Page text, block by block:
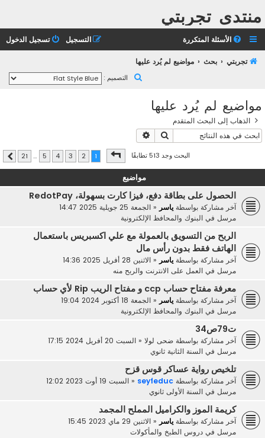
منتدى تجربتي
الأسئلة المتكررة تسجيل الدخول التسجيل
تجربتي بحث مواضيع لم يُرد عليها
التصميم :
ب
مواضيع لم يُرد عليها
الذهاب إلى البحث المتقدم
بحث
البحث وجد 513 تطابقًا صفحة1 من21
2
3
4
5
…
21 التالي
مواضيع
الحصول على بطاقة دفع، فيزا كارت بسهولة، RedotPay
آخر مشاركة بواسطة ياسر« الجمعة 25 جويلية 2025 14:47
مرسل في البنوك والمحافظ الإلكترونية
الربح من التسويق بالعمولة مع علي اكسبريس باستعمال
الهاتف فقط بدون رأس مال
آخر مشاركة بواسطة ياسر« الاثنين 28 أفريل 2025 14:36
مرسل في العمل على الانترنت والربح منه
معرفة مفتاح حساب ccp و مفتاح الريب Rip لأي حساب
آخر مشاركة بواسطة ياسر« الجمعة 18 أكتوبر 2024 19:04
مرسل في البنوك والمحافظ الإلكترونية
ت79ص34
آخر مشاركة بواسطة ضحى لولا« السبت 20 أفريل 2024 17:15
مرسل في السنة الثانية ثانوي
تلخيص رواية عساكر قوس قزح
آخر مشاركة بواسطة seyfeduc
« السبت 19 أوت 2023 12:02
مرسل في السنة الأولى ثانوي
كريمة الموز والكراميل المملح المجمد
آخر مشاركة بواسطة ياسر« الاثنين 29 ماي 2023 15:45
مرسل في دروس الطبخ والمأكولات